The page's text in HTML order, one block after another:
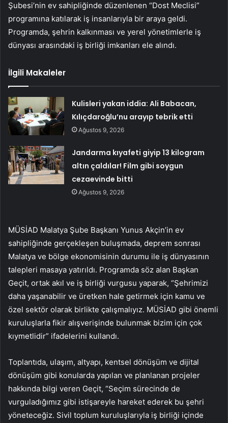
Şubesi’nin ev sahipliğinde düzenlenen “Dost Meclisi”
programına katılarak iş insanlarıyla bir araya geldi.
Programda, şehrin kalkınması ve yerel yönetimlerle iş
dünyası arasındaki iş birliği imkanları ele alındı.
İlgili Makaleler
Kulisleri yakan iddia: Ali Babacan,
Kılıçdaroğlu’nu arayıp tebrik etti
Ağustos 9, 2026
Jandarma kıyafeti giyip 13 kilogram
altın çaldılar! Film gibi soygun
cezaevinde bitti
Ağustos 9, 2026
MÜSİAD Malatya Şube Başkanı Yunus Akçin’in ev
sahipliğinde gerçekleşen buluşmada, deprem sonrası
Malatya ve bölge ekonomisinin durumu ile iş dünyasının
talepleri masaya yatırıldı. Programda söz alan Başkan
Geçit, ortak akıl ve iş birliği vurgusu yaparak, “Şehrimizi
daha yaşanabilir ve üretken hale getirmek için kamu ve
özel sektör olarak birlikte çalışmalıyız. MÜSİAD gibi önemli
kuruluşlarla fikir alışverişinde bulunmak bizim için çok
kıymetlidir” ifadelerini kullandı.
Toplantıda, ulaşım, altyapı, kentsel dönüşüm ve dijital
dönüşüm gibi konularda yapılan ve planlanan projeler
hakkında bilgi veren Geçit, “Seçim sürecinde de
vurguladığımız gibi istişareyle hareket ederek bu şehri
yöneteceğiz. Sivil toplum kuruluşlarıyla iş birliği içinde